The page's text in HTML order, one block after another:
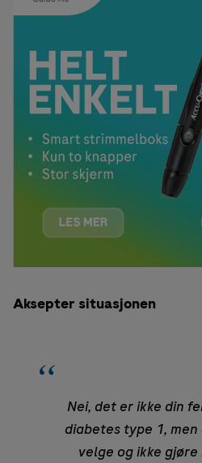
Aksepter situasjonen
Nei, det er ikke din
diabetes type 1,
velge og ikke